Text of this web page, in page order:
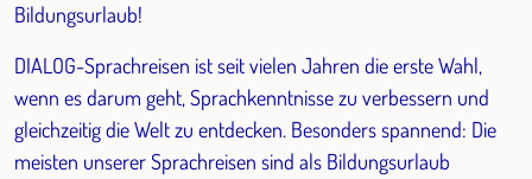
Bildungsurlaub!
DIALOG-Sprachreisen ist seit vielen Jahren die erste Wahl,
wenn es darum geht, Sprachkenntnisse zu verbessern und
gleichzeitig die Welt zu entdecken. Besonders spannend: Die
meisten unserer Sprachreisen sind als Bildungsurlaub